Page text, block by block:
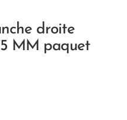
droite
MM paquet